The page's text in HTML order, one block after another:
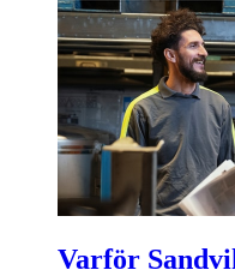
Varför